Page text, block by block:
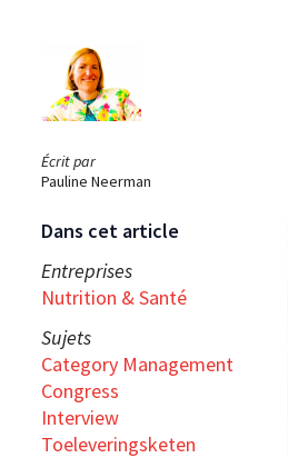
Écrit par
Pauline Neerman
Dans cet article
Entreprises
Nutrition & Santé
Sujets
Category Management
Congress
Interview
Toeleveringsketen